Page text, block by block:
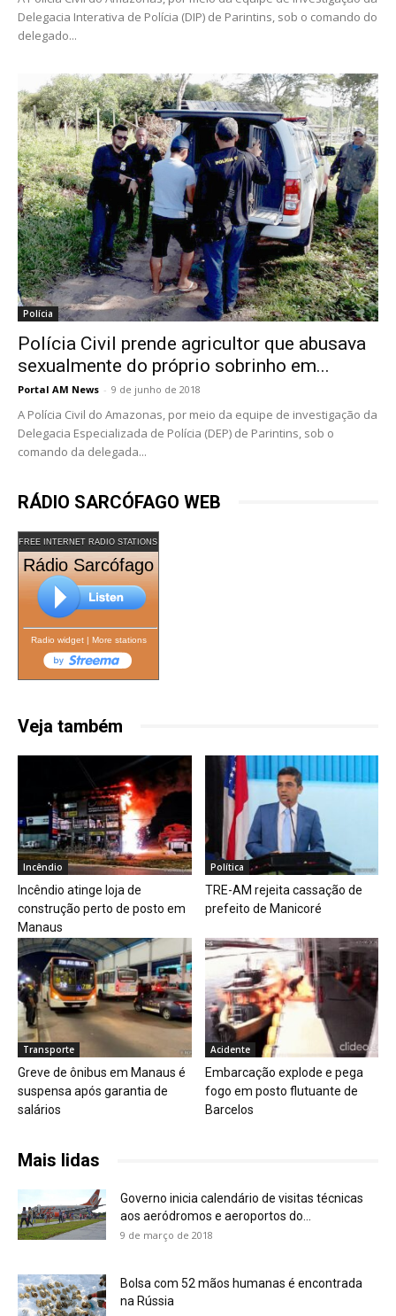
Delegacia Interativa de Polícia (DIP) de Parintins, sob o comando do
delegado...
Polícia
Polícia Civil prende agricultor que abusava
sexualmente do próprio sobrinho em...
Portal AM News - 9 de junho de 2018
A Polícia Civil do Amazonas, por meio da equipe de investigação da
Delegacia Especializada de Polícia (DEP) de Parintins, sob o
comando da delegada...
RÁDIO SARCÓFAGO WEB
FREE INTERNET RADIO STATIONS
Rádio Sarcófago
Radio widget| More stations
Veja também
Incêndio
Incêndio atinge loja de
construção perto de posto em
Manaus
Política
TRE-AM rejeita cassação de
prefeito de Manicoré
Transporte
Greve de ônibus em Manaus é
suspensa após garantia de
salários
Acidente
Embarcação explode e pega
fogo em posto flutuante de
Barcelos
Mais lidas
Governo inicia calendário de visitas técnicas
aos aeródromos e aeroportos do...
9 de março de 2018
Bolsa com 52 mãos humanas é encontrada
na Rússia